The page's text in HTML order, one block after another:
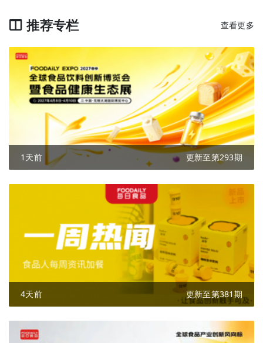
推荐专栏 查看更多
1天前 更新至第293期
4天前 更新至第381期